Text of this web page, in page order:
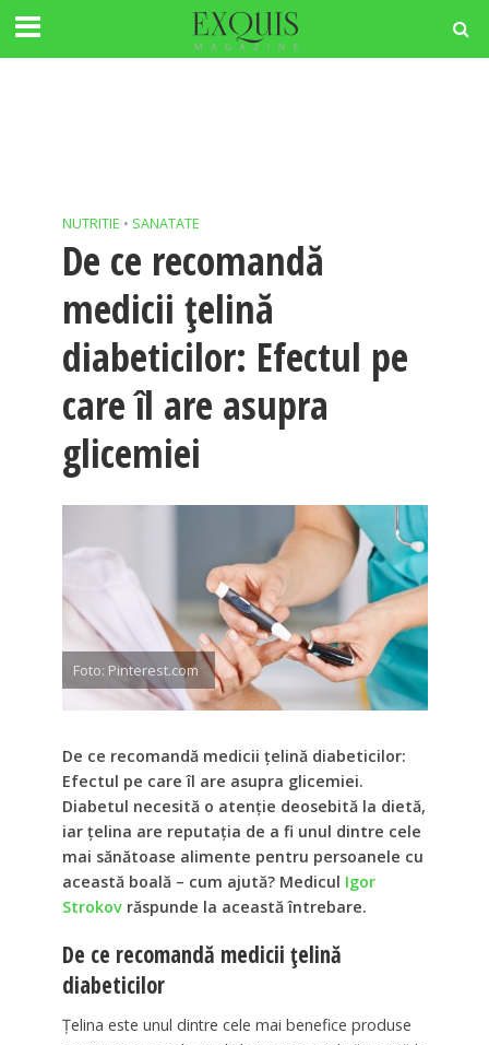
NUTRITIE • SANATATE
De ce recomandă
medicii țelină
diabeticilor: Efectul pe
care îl are asupra
glicemiei
Foto: Pinterest.com
De ce recomandă medicii țelină diabeticilor:
Efectul pe care îl are asupra glicemiei.
Diabetul necesită o atenție deosebită la dietă,
iar țelina are reputația de a fi unul dintre cele
mai sănătoase alimente pentru persoanele cu
această boală – cum ajută? Medicul Igor
Strokovrăspunde la această întrebare.
De ce recomandă medicii țelină
diabeticilor
Țelina este unul dintre cele mai benefice produse